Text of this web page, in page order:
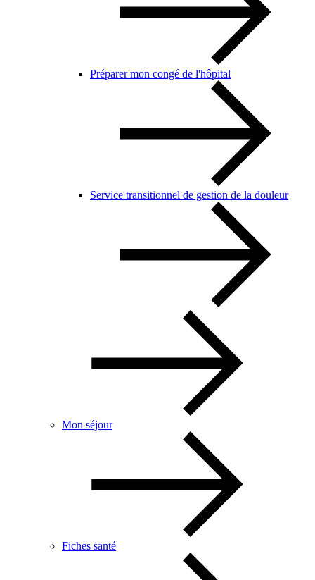
Préparer mon congé de l'hôpital
Service transitionnel de gestion de la douleur
Mon séjour
Fiches santé